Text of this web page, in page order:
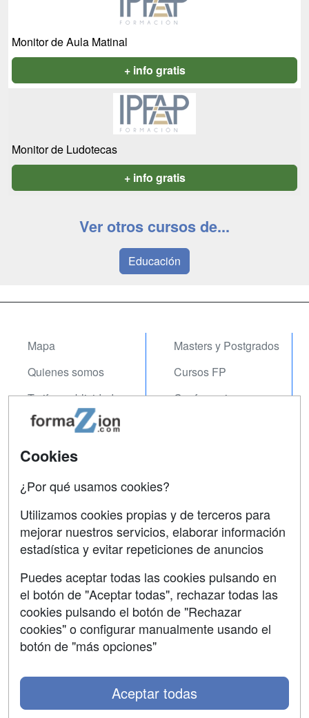
Monitor de Aula Matinal
+ info gratis
Monitor de Ludotecas
+ info gratis
Ver otros cursos de...
Educación
Mapa
Quienes somos
Tarifas publicidad
Acceso Usuarios
Acceso Centros
Masters y Postgrados
Cursos FP
Conferencias
Contactar
Confidencialidad
Aviso legal
Copyleft
Cookies
¿Por qué usamos cookies?
Utilizamos cookies propias y de terceros para
mejorar nuestros servicios, elaborar información
estadística y evitar repeticiones de anuncios
Puedes aceptar todas las cookies pulsando en
el botón de "Aceptar todas", rechazar todas las
cookies pulsando el botón de "Rechazar
cookies" o configurar manualmente usando el
botón de "más opciones"
Aceptar todas